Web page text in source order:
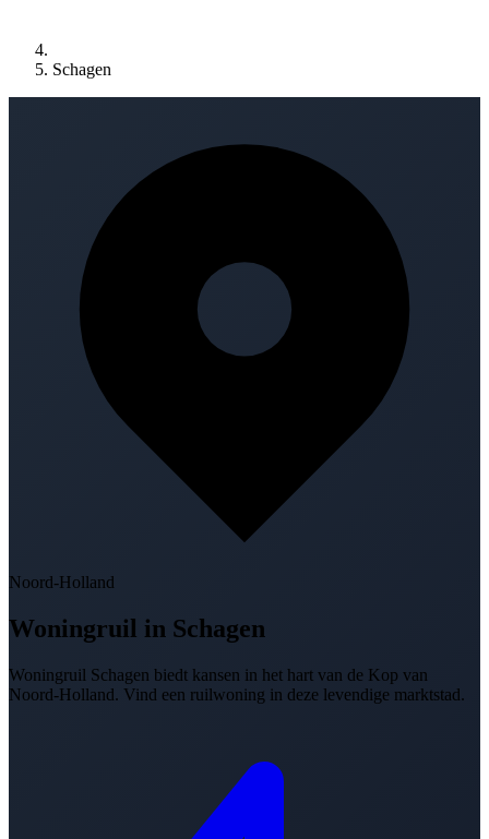
Schagen
Noord-Holland
Woningruil in Schagen
Woningruil Schagen biedt kansen in het hart van de Kop van
Noord-Holland. Vind een ruilwoning in deze levendige marktstad.